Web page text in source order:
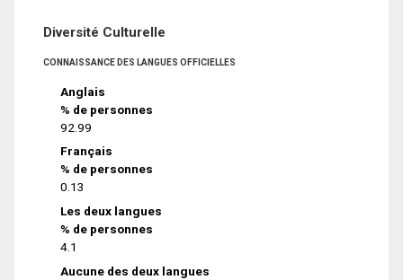
Diversité Culturelle
CONNAISSANCE DES LANGUES OFFICIELLES
Anglais
% de personnes
92.99
Français
% de personnes
0.13
Les deux langues
% de personnes
4.1
Aucune des deux langues